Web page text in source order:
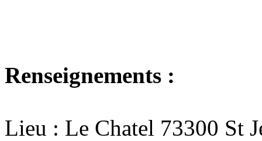
Renseignements :
Lieu : Le Chatel 73300 St